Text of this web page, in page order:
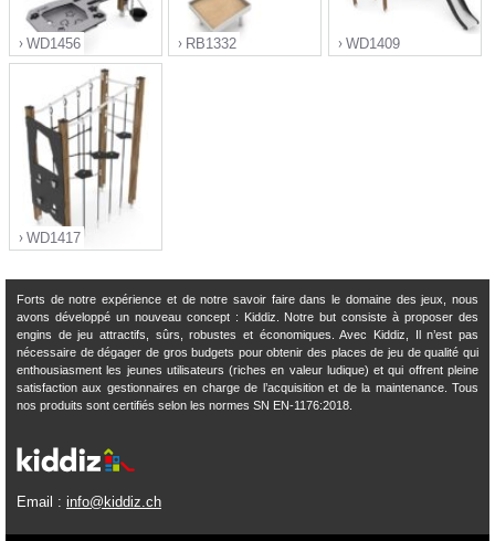
WD1456 RB1332 WD1409
WD1417
">
Forts de notre expérience et de notre savoir faire dans le domaine des jeux, nous
avons développé un nouveau concept : Kiddiz. Notre but consiste à proposer des
engins de jeu attractifs, sûrs, robustes et économiques. Avec Kiddiz, Il n’est pas
nécessaire de dégager de gros budgets pour obtenir des places de jeu de qualité qui
enthousiasment les jeunes utilisateurs (riches en valeur ludique) et qui offrent pleine
satisfaction aux gestionnaires en charge de l’acquisition et de la maintenance. Tous
nos produits sont certifiés selon les normes SN EN-1176:2018.
Email : info@kiddiz.ch